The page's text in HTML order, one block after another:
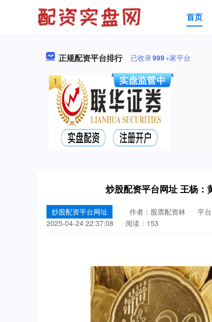
首页
正规配资平台排行 已收录999+家平台
炒股配资平台网址 王杨：
炒股配资平台网址 作者：股票配资林 平
2025-04-24 22:37:08
阅读：153